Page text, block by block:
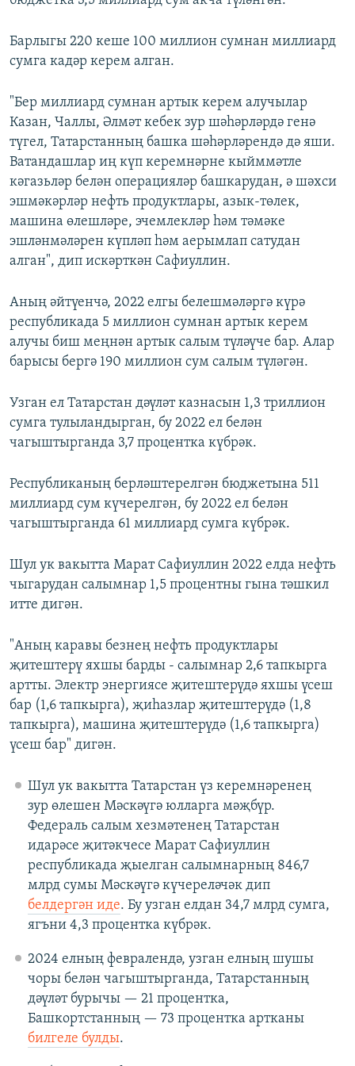
Барлыгы 220 кеше 100 миллион сумнан миллиард
сумга кадәр керем алган.
"Бер миллиард сумнан артык керем алучылар
Казан, Чаллы, Әлмәт кебек зур шәһәрләрдә генә
түгел, Татарстанның башка шәһәрләрендә дә яши.
Ватандашлар иң күп керемнәрне кыйммәтле
кәгазьләр белән операцияләр башкарудан, ә шәхси
эшмәкәрләр нефть продуктлары, азык-төлек,
машина өлешләре, эчемлекләр һәм тәмәке
эшләнмәләрен күпләп һәм аерымлап сатудан
алган", дип искәрткән Сафиуллин.
Аның әйтүенчә, 2022 елгы белешмәләргә күрә
республикада 5 миллион сумнан артык керем
алучы биш меңнән артык салым түләүче бар. Алар
барысы бергә 190 миллион сум салым түләгән.
Узган ел Татарстан дәүләт казнасын 1,3 триллион
сумга тулыландырган, бу 2022 ел белән
чагыштырганда 3,7 процентка күбрәк.
Республиканың берләштерелгән бюджетына 511
миллиард сум күчерелгән, бу 2022 ел белән
чагыштырганда 61 миллиард сумга күбрәк.
Шул ук вакытта Марат Сафиуллин 2022 елда нефть
чыгарудан салымнар 1,5 процентны гына тәшкил
итте дигән.
"Аның каравы безнең нефть продуктлары
җитештерү яхшы барды - салымнар 2,6 тапкырга
артты. Электр энергиясе җитештерүдә яхшы үсеш
бар (1,6 тапкырга), җиһазлар җитештерүдә (1,8
тапкырга), машина җитештерүдә (1,6 тапкырга)
үсеш бар" дигән.
Шул ук вакытта Татарстан үз керемнәренең
зур өлешен Мәскәүгә юлларга мәҗбүр.
Федераль салым хезмәтенең Татарстан
идарәсе җитәкчесе Марат Сафиуллин
республикада җыелган салымнарның 846,7
млрд сумы Мәскәүгә күчереләчәк дип
белдергән иде. Бу узган елдан 34,7 млрд сумга,
ягъни 4,3 процентка күбрәк.
2024 елның февралендә, узган елның шушы
чоры белән чагыштырганда, Татарстанның
дәүләт бурычы — 21 процентка,
Башкортстанның — 73 процентка артканы
билгеле булды.